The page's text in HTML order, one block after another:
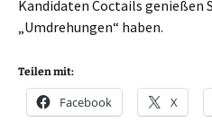
Kandidaten Coctails genießen
„Umdrehungen“ haben.
Teilen mit:
Facebook X